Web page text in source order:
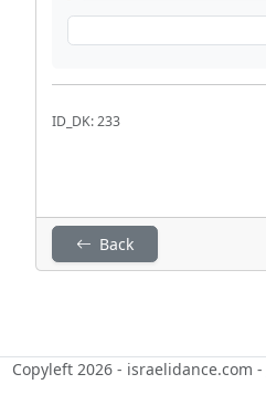
ID_DK: 233
Back
Copyleft 2026 - israelidance.com -